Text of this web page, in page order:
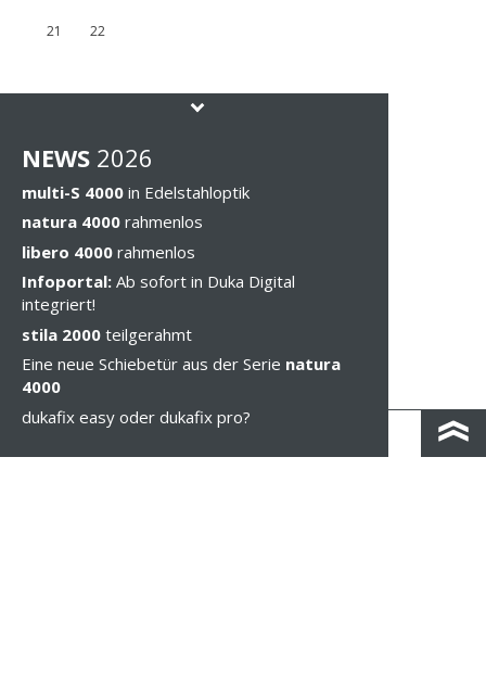
21 22
NEWS 2026
multi-S 4000 in Edelstahloptik
natura 4000 rahmenlos
libero 4000 rahmenlos
Infoportal: Ab sofort in Duka Digital
integriert!
stila 2000 teilgerahmt
Eine neue Schiebetür aus der Serie natura
4000
dukafix easy oder dukafix pro?